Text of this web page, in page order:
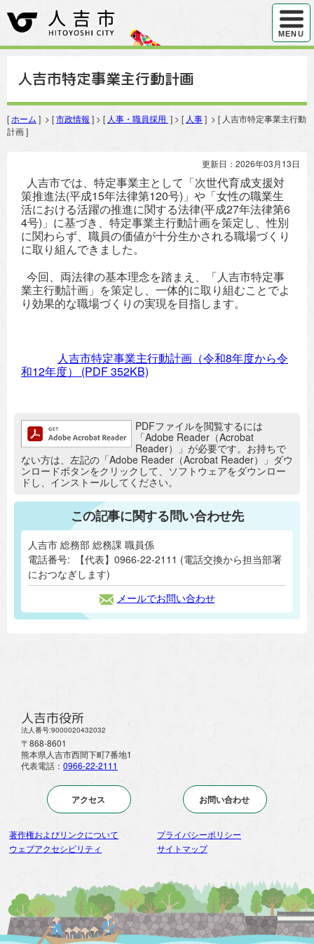
ハンバ
MENU
人吉市特定事業主行動計画
[ ホーム ] > [市政情報 ] > [ 人事・職員採用 ] > [ 人事] > [ 人吉市特定事業主行動
計画 ]
更新日：2026年03月13日
人吉市では、特定事業主として「次世代育成支援対
策推進法(平成15年法律第120号)」や「女性の職業生
活における活躍の推進に関する法律(平成27年法律第6
4号)」に基づき、特定事業主行動計画を策定し、性別
に関わらず、職員の価値が十分生かされる職場づくり
に取り組んできました。
今回、両法律の基本理念を踏まえ、「人吉市特定事
業主行動計画」を策定し、一体的に取り組むことでよ
り効果的な職場づくりの実現を目指します。
人吉市特定事業主行動計画（令和8年度から令
和12年度）
(PDF 352KB)
追加情報：PDFファイルPDFファイルを閲覧するには
「Adobe Reader（Acrobat
Reader）」が必要です。お持ちで
ない方は、左記の「Adobe Reader（Acrobat Reader）」ダウ
ンロードボタンをクリックして、ソフトウェアをダウンロー
ドし、インストールしてください。
この記事に関する問い合わせ先
人吉市 総務部 総務課 職員係
電話番号:
【代表】0966-22-2111 (電話交換から担当部署
におつなぎします)
メールでお問い合わせ
人吉市役所
法人番号:9000020432032
〒868-8601
熊本県人吉市西間下町7番地1
代表電話： 0966-22-2111
アクセス お問い合わせ
著作権およびリンクについて
プライバシーポリシー
ウェブアクセシビリティ
サイトマップ